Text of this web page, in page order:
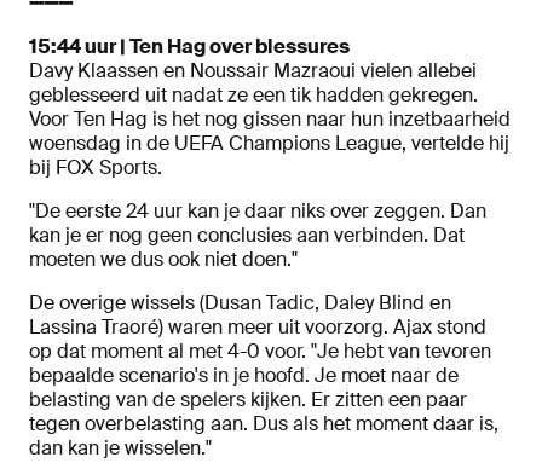
15:44 uur | Ten Hag over blessures
Davy Klaassen en Noussair Mazraoui vielen allebei
geblesseerd uit nadat ze een tik hadden gekregen.
Voor Ten Hag is het nog gissen naar hun inzetbaarheid
woensdag in de UEFA Champions League, vertelde hij
bij FOX Sports.
"De eerste 24 uur kan je daar niks over zeggen. Dan
kan je er nog geen conclusies aan verbinden. Dat
moeten we dus ook niet doen."
De overige wissels (Dusan Tadic, Daley Blind en
Lassina Traoré) waren meer uit voorzorg. Ajax stond
op dat moment al met 4-0 voor. "Je hebt van tevoren
bepaalde scenario's in je hoofd. Je moet naar de
belasting van de spelers kijken. Er zitten een paar
tegen overbelasting aan. Dus als het moment daar is,
dan kan je wisselen."